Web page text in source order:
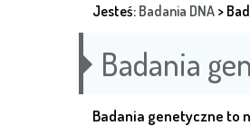
Jesteś: Badania DNA >
Badania
Badania genetyczne to